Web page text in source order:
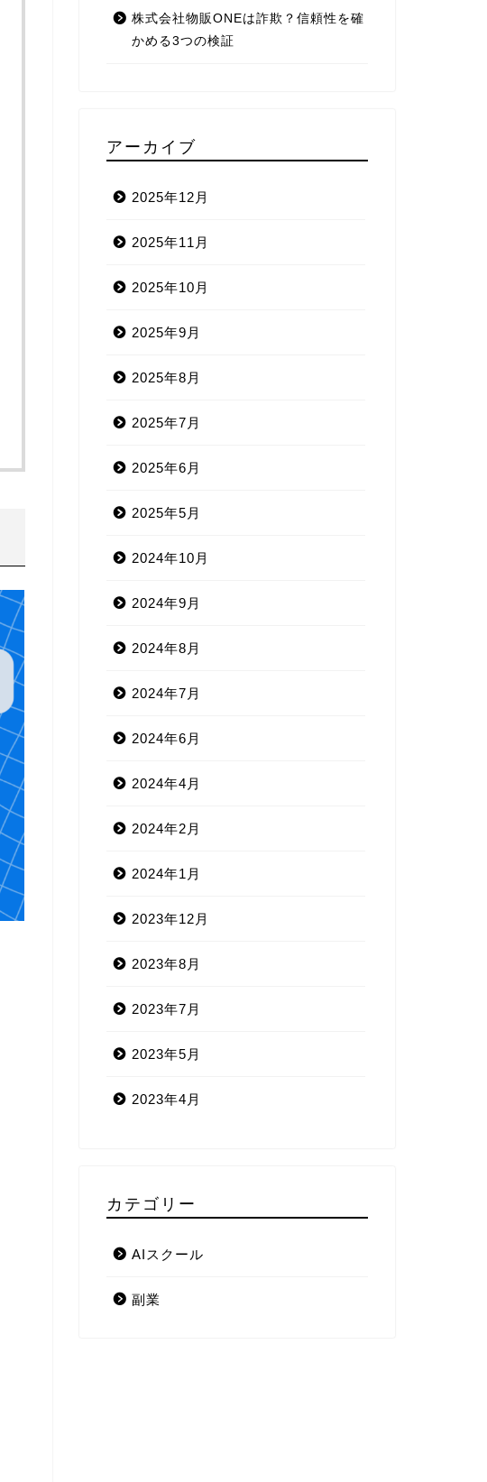
株式会社物販ONEは詐欺？信頼性を確
かめる3つの検証
アーカイブ
2025年12月
2025年11月
2025年10月
2025年9月
2025年8月
2025年7月
2025年6月
2025年5月
2024年10月
2024年9月
2024年8月
2024年7月
2024年6月
2024年4月
2024年2月
2024年1月
2023年12月
2023年8月
2023年7月
2023年5月
2023年4月
カテゴリー
AIスクール
副業